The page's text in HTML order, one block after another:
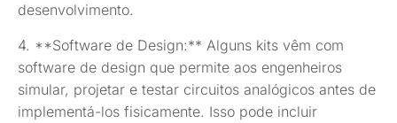
desenvolvimento.
4. **Software de Design:** Alguns kits vêm com
software de design que permite aos engenheiros
simular, projetar e testar circuitos analógicos antes de
implementá-los fisicamente. Isso pode incluir